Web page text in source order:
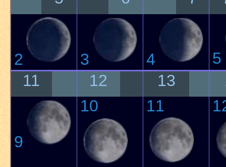
2 3 4
5
11
9
12
10
13
11